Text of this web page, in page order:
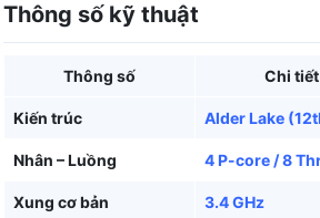
Thông số kỹ thuật
Thông số Chi tiết
Kiến trúc Alder Lake
Nhân – Luồng 4 P-core / 8
Xung cơ bản 3.4 GHz